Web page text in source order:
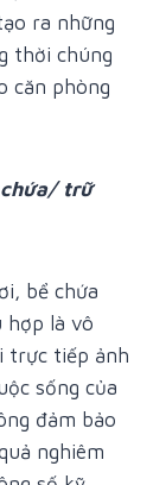
ra những
thời chúng
căn phòng
chứa/ trữ
bể chứa
hợp là vô
trực tiếp ảnh
sống của
đảm bảo
nghiêm